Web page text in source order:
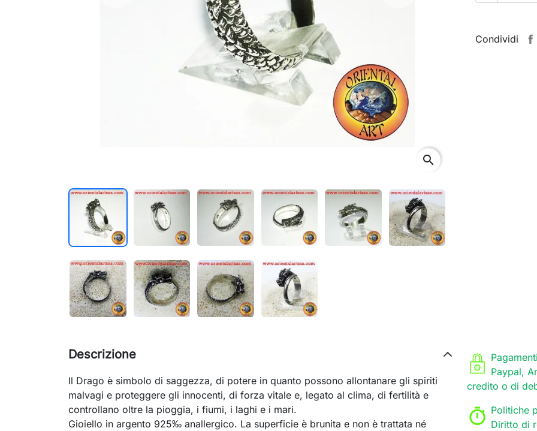
search
Condividi
Paypal,
credito o di
Politiche
Diritto di
Descrizione
Il Drago è simbolo di saggezza, di potere in quanto possono allontanare gli spiriti
malvagi e proteggere gli innocenti, di forza vitale e, legato al clima, di fertilità e
controllano oltre la pioggia, i fiumi, i laghi e i mari.
Gioiello in argento 925‰ anallergico. La superficie è brunita e non è trattata né